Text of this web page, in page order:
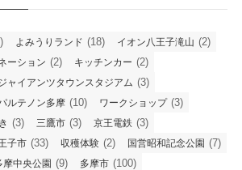
よみうりランド (18) イオン八王子滝山 (2)
ーション (2) キッチンカー (2)
ャイアンツタウンスタジアム (3)
ルテノン多摩 (10) ワークショップ(3)
(3) 三鷹市 (3) 京王電鉄 (3)
子市 (33) 収穫体験 (2) 国営昭和記念公園 (7)
摩中央公園 (9) 多摩市 (100)